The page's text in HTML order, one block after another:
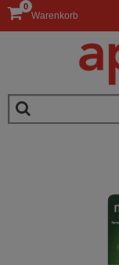
Warenkorb
0